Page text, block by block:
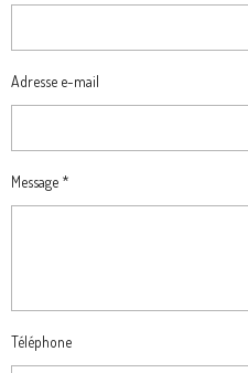
Adresse e-mail
Message *
Téléphone